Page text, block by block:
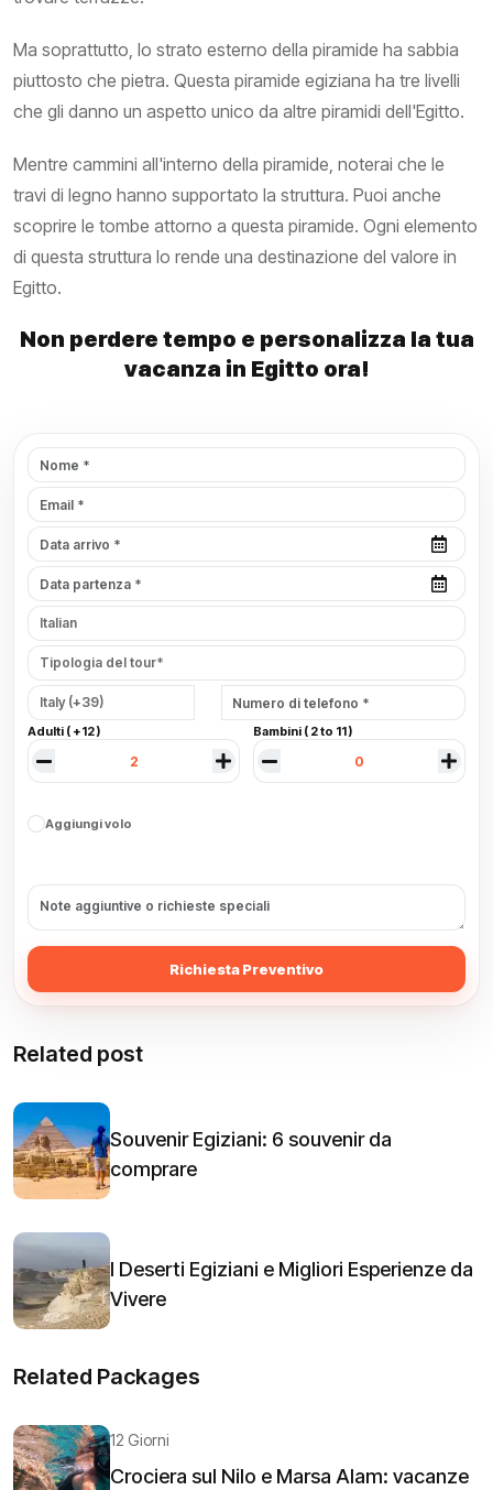
Ma soprattutto, lo strato esterno della piramide ha sabbia
piuttosto che pietra. Questa piramide egiziana ha tre livelli
che gli danno un aspetto unico da altre piramidi dell'Egitto.
Mentre cammini all'interno della piramide, noterai che le
travi di legno hanno supportato la struttura. Puoi anche
scoprire le tombe attorno a questa piramide. Ogni elemento
di questa struttura lo rende una destinazione del valore in
Egitto.
Non perdere tempo e personalizza la tua
vacanza in Egitto ora!
Adulti ( +12 ) Bambini ( 2 to 11 )
Aggiungi volo
Richiesta Preventivo
Related post
Souvenir Egiziani: 6 souvenir da
comprare
I Deserti Egiziani e Migliori Esperienze da
Vivere
Related Packages
12 Giorni
Crociera sul Nilo e Marsa Alam: vacanze